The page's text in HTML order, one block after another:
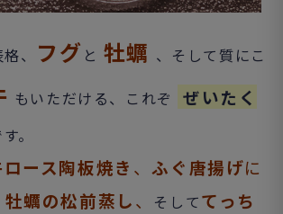
、 フグ と 牡蠣 、そして質にこ
もいただける、これぞ
ぜいたく
。
ース陶板焼き 、ふぐ唐揚げに
牡蠣の松前蒸し、 そしててっち